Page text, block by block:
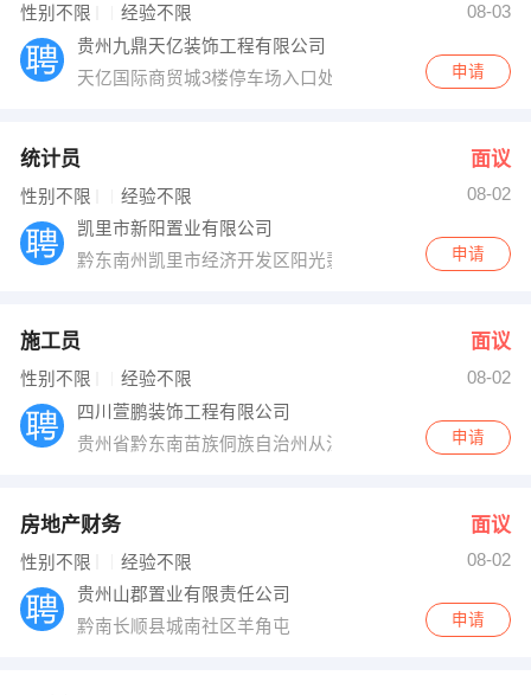
性别不限 经验不限
08-03
贵州九鼎天亿装饰工程有限公司
天亿国际商贸城3楼停车场入口处
申请
统计员 面议
性别不限 经验不限
08-02
凯里市新阳置业有限公司
黔东南州凯里市经济开发区阳光翡翠豪庭
申请
施工员 面议
性别不限 经验不限
08-02
四川萱鹏装饰工程有限公司
贵州省黔东南苗族侗族自治州从江县
申请
房地产财务 面议
性别不限 经验不限
08-02
贵州山郡置业有限责任公司
黔南长顺县城南社区羊角屯
申请